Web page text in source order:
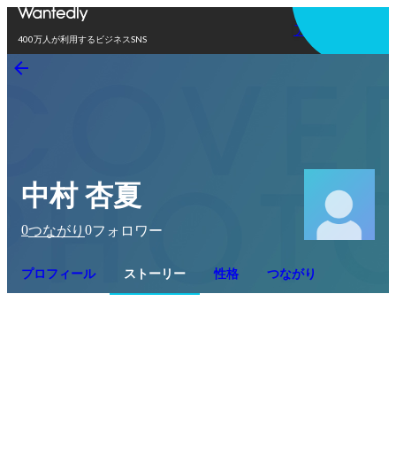
400万人が利用するビジネスSNS
アプリを使う
中村 杏夏
0つながり 0フォロワー
プロフィール ストーリー 性格 つながり